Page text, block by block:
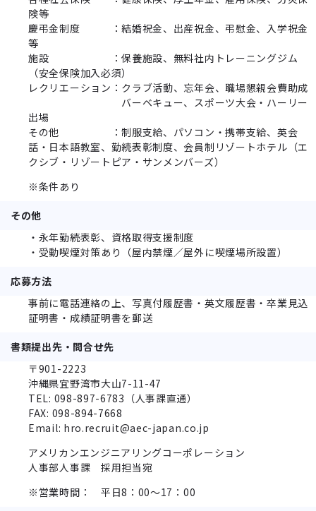
険等
慶弔金制度 ：結婚祝金、出産祝金、弔慰金、入学祝金
等
施設 ：保養施設、無料社内トレーニングジム
（安全保険加入必須）
レクリエーション：クラブ活動、忘年会、職場懇親会費助成
バーベキュー、スポーツ大会・ハーリー
出場
その他 ：制服支給、パソコン・携帯支給、英会
話・日本語教室、勤続表彰制度、会員制リゾートホテル（エ
クシブ・リゾートピア・サンメンバーズ）
※条件あり
その他
・永年勤続表彰、資格取得支援制度
・受動喫煙対策あり（屋内禁煙／屋外に喫煙場所設置）
応募方法
事前に電話連絡の上、写真付履歴書・英文履歴書・卒業見込
証明書・成績証明書を郵送
書類提出先・問合せ先
〒901-2223
沖縄県宜野湾市大山7-11-47
TEL: 098-897-6783（人事課直通）
FAX: 098-894-7668
Email: hro.recruit@aec-japan.co.jp
アメリカンエンジニアリングコーポレーション
人事部人事課 採用担当宛
※営業時間： 平日8：00～17：00